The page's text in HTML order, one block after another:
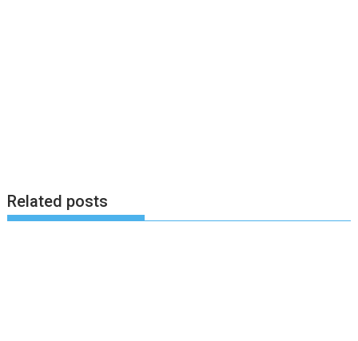
Related posts